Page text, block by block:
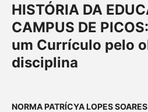
HISTÓRIA DA
CAMPUS DE
um Currículo pelo
disciplina
NORMA PATRÍCYA LOPES SOARES